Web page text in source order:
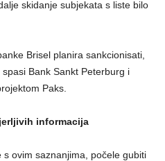
skidanje subjekata s liste bilo
Brisel planira sankcionisati,
Bank Sankt Peterburg i
Paks.
informacija
ovim saznanjima, počele gubiti